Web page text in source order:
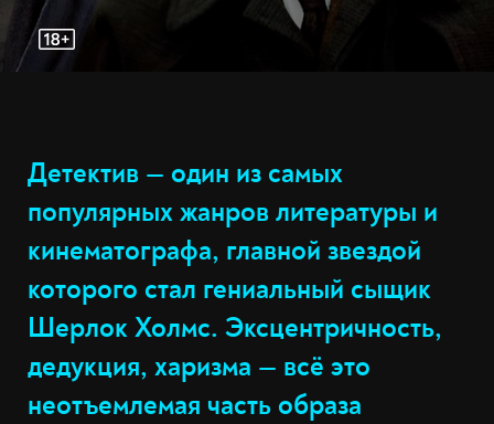
Детектив — один из самых
популярных жанров литературы и
кинематографа, главной звездой
которого стал гениальный сыщик
Шерлок Холмс. Эксцентричность,
дедукция, харизма — всë это
неотъемлемая часть образа